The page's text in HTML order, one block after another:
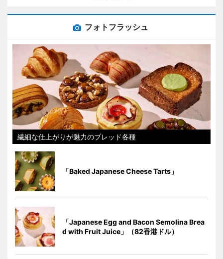
フォトフラッシュ
繊細な仕上がりが魅力のブレッド各種
「Baked Japanese Cheese Tarts」
「Japanese Egg and Bacon Semolina Brea
d with Fruit Juice」（82香港ドル）